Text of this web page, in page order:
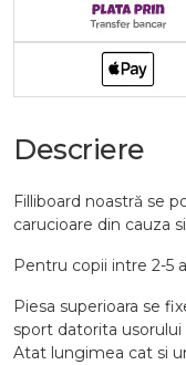
Descriere
Filliboard noastră se
carucioare din cauza
Pentru copii intre 2-5
Piesa superioara se
sport datorita
Atat lungimea cat si